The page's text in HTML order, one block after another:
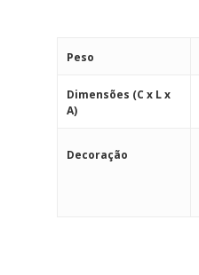
Peso
Dimensões (C x L x
A)
Decoração